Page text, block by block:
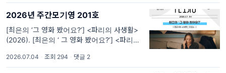
#Movie (24)
나홍진 감독의 신작, <호프>에
2026년 주간모기영 201호
[최은의 ‘그 영화 봤어요?’] <파리의 사생활>
(2026). [최은의 ‘ 그 영화 봤어요?’] <파리의
이해할 수 있다면 그녀가 울었다
2026.07.04 · 조회 294 · 댓글 2